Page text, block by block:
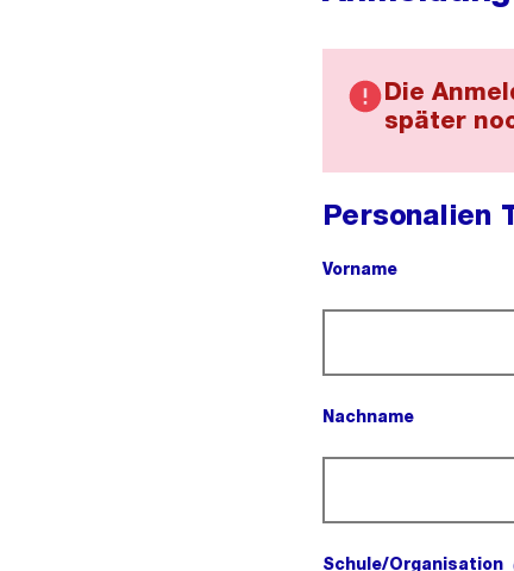
Die
später
Personalien
Vorname
Nachname
Schule/Organisation